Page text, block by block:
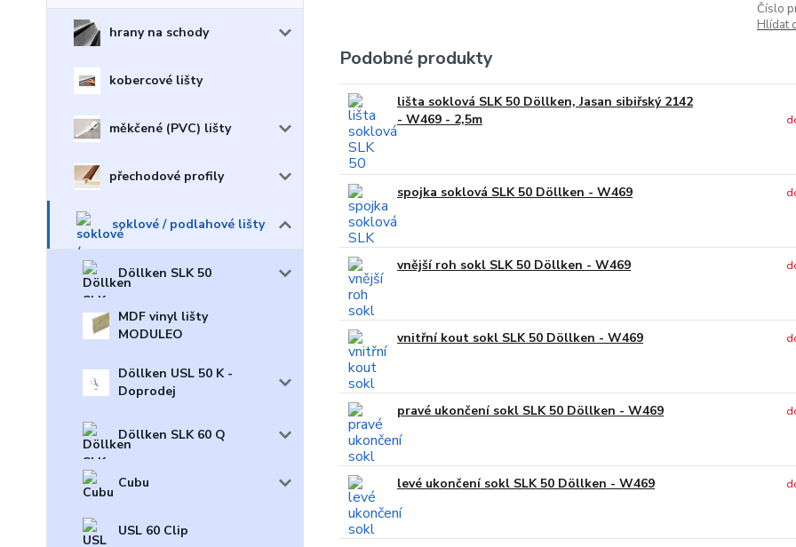
hrany na schody
kobercové lišty
měkčené (PVC) lišty
přechodové profily
soklové / podlahové lišty
Döllken SLK 50
MDF vinyl lišty
MODULEO
Döllken USL 50 K -
Doprodej
Döllken SLK 60 Q
Cubu
USL 60 Clip
Číslo
Hlídat
Podobné produkty
lišta soklová SLK 50 Döllken, Jasan sibiřský 2142
- W469 - 2,5m
spojka soklová SLK 50 Döllken - W469
vnější roh sokl SLK 50 Döllken - W469
vnitřní kout sokl SLK 50 Döllken - W469
pravé ukončení sokl SLK 50 Döllken - W469
levé ukončení sokl SLK 50 Döllken - W469